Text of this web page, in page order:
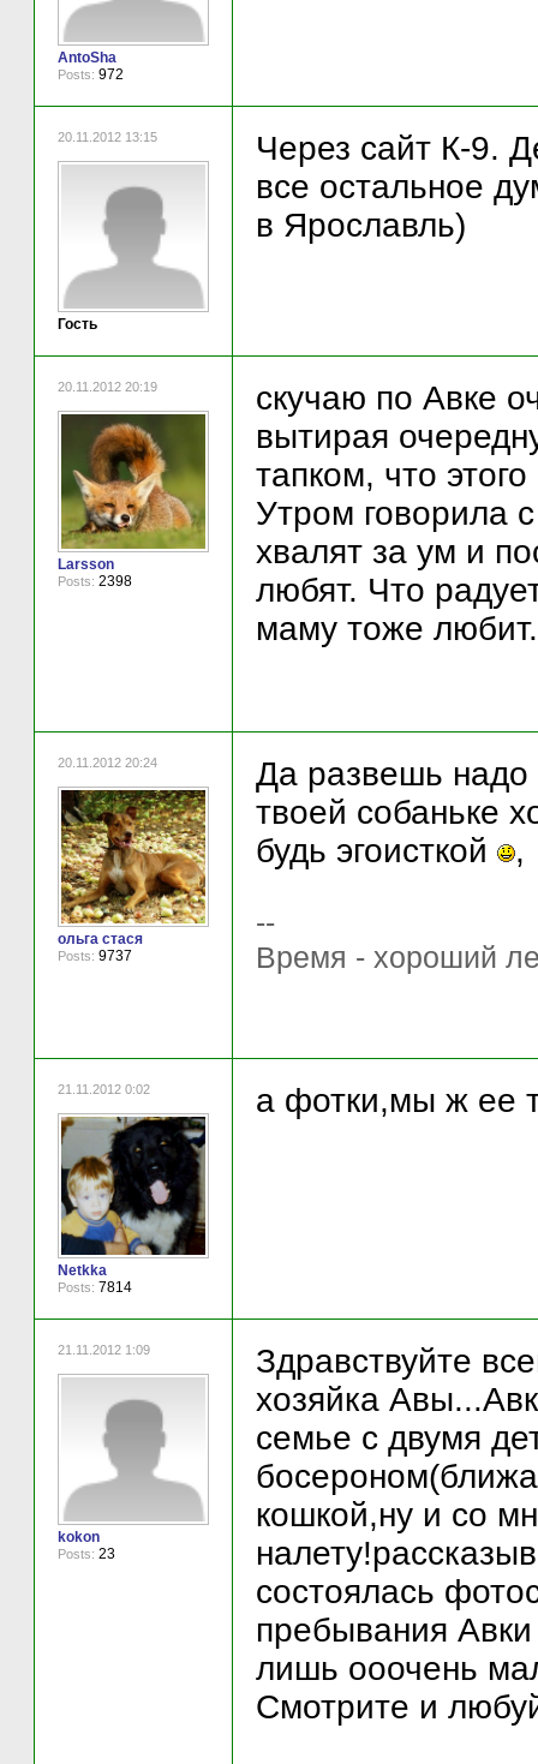
AntoSha
Posts: 972
20.11.2012 13:15
Гость
Через сайт К-9.
все остальное
в Ярославль)
20.11.2012 20:19
Larsson
Posts: 2398
скучаю по Авке
вытирая
тапком, что
Утром говорила
хвалят за ум и
любят. Что
маму тоже
20.11.2012 20:24
ольга стася
Posts: 9737
Да развешь надо
твоей собаньке
будь эгоисткой
,
--
Время - хороший
21.11.2012 0:02
Netkka
Posts: 7814
а фотки,мы ж ее
21.11.2012 1:09
kokon
Posts: 23
Здравствуйте
хозяйка
семье с двумя
кошкой,ну и со
состоялась
пребывания
лишь ооочень
Смотрите и